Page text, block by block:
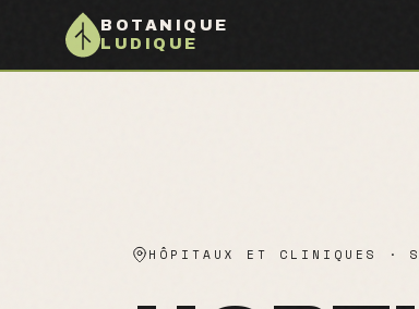
BOTANIQUE
LUDIQUE
HÔPITAUX ET CLINIQUES ·